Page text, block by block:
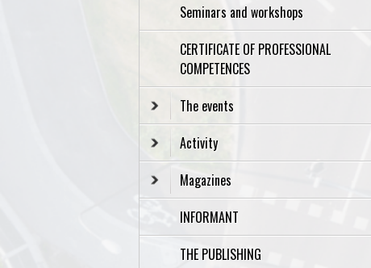
Seminars and workshops
CERTIFICATE OF PROFESSIONAL
COMPETENCES
The events
Activity
Magazines
INFORMANT
THE PUBLISHING